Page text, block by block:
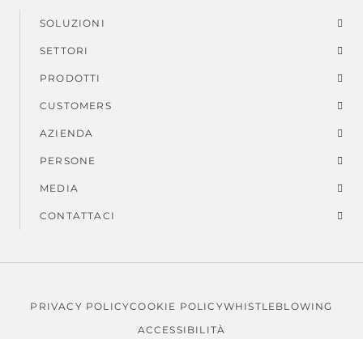
Menu
di
piè
di
pagina
SOLUZIONI
SETTORI
PRODOTTI
CUSTOMERS
AZIENDA
PERSONE
MEDIA
CONTATTACI
PRIVACY POLICYCOOKIE POLICYWHISTLEBLOWING
ACCESSIBILITÀ